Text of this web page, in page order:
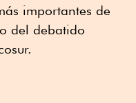
importantes de
del debatido